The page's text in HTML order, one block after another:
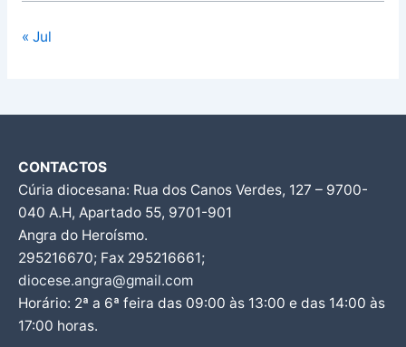
« Jul
CONTACTOS
Cúria diocesana: Rua dos Canos Verdes, 127 – 9700-
040 A.H, Apartado 55, 9701-901
Angra do Heroísmo.
295216670; Fax 295216661;
diocese.angra@gmail.com
Horário: 2ª a 6ª feira das 09:00 às 13:00 e das 14:00 às
17:00 horas.